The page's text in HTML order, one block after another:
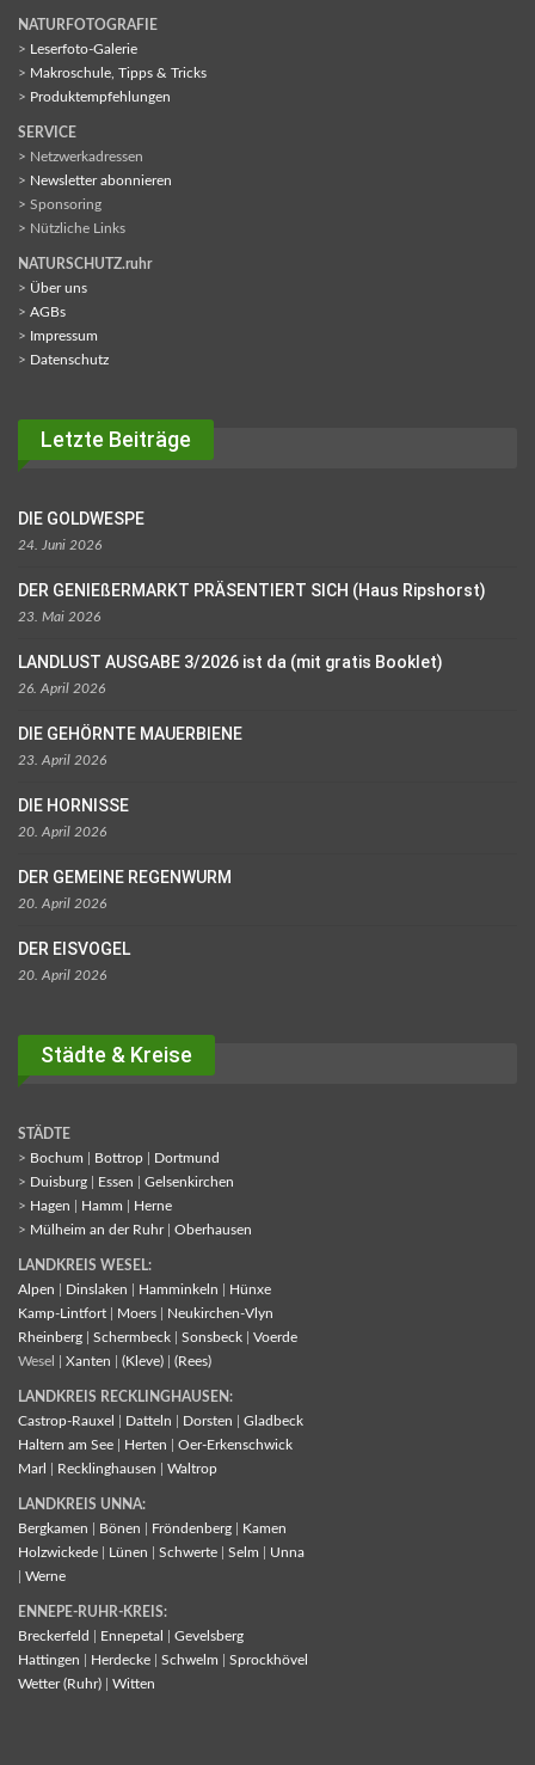
NATURFOTOGRAFIE
> Leserfoto-Galerie
> Makroschule, Tipps & Tricks
> Produktempfehlungen
SERVICE
> Netzwerkadressen
> Newsletter abonnieren
> Sponsoring
> Nützliche Links
NATURSCHUTZ.ruhr
> Über uns
> AGBs
> Impressum
> Datenschutz
Letzte Beiträge
DIE GOLDWESPE
24. Juni 2026
DER GENIEßERMARKT PRÄSENTIERT SICH (Haus Ripshorst)
23. Mai 2026
LANDLUST AUSGABE 3/2026 ist da (mit gratis Booklet)
26. April 2026
DIE GEHÖRNTE MAUERBIENE
23. April 2026
DIE HORNISSE
20. April 2026
DER GEMEINE REGENWURM
20. April 2026
DER EISVOGEL
20. April 2026
Städte & Kreise
STÄDTE
> Bochum Bottrop
Dortmund
> Duisburg Essen
Gelsenkirchen
> Hagen Hamm
Herne
> Mülheim an der Ruhr| Oberhausen
LANDKREIS WESEL:
Alpen
Dinslaken Hamminkeln
Hünxe
Kamp-Lintfort
Moers
Neukirchen-Vlyn
Rheinberg
Schermbeck Sonsbeck
Voerde
Wesel | Xanten (Kleve) (Rees)
LANDKREIS RECKLINGHAUSEN:
Castrop-Rauxel
Datteln Dorsten
Gladbeck
Haltern am See
Herten
Oer-Erkenschwick
Marl
Recklinghausen Waltrop
LANDKREIS UNNA:
Bergkamen
Bönen Fröndenberg
Kamen
Holzwickede
Lünen Schwerte Selm
Unna
Werne
ENNEPE-RUHR-KREIS:
Breckerfeld
Ennepetal
Gevelsberg
Hattingen
Herdecke Schwelm
Sprockhövel
Wetter (Ruhr)
Witten